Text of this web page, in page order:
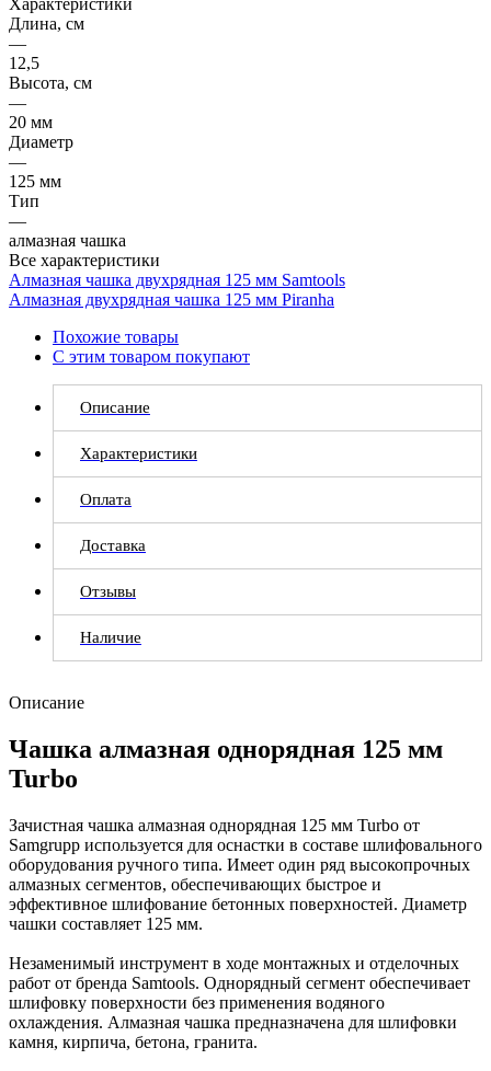
Длина, см
—
12,5
Высота, см
—
20 мм
Диаметр
—
125 мм
Тип
—
алмазная чашка
Все характеристики
Алмазная чашка двухрядная 125 мм Samtools
Алмазная двухрядная чашка 125 мм Piranha
Похожие товары
С этим товаром покупают
Описание
Характеристики
Оплата
Доставка
Отзывы
Наличие
Описание
Чашка алмазная однорядная 125 мм
Turbo
Зачистная чашка алмазная однорядная 125 мм Turbo от
Samgrupp используется для оснастки в составе шлифовального
оборудования ручного типа. Имеет один ряд высокопрочных
алмазных сегментов, обеспечивающих быстрое и
эффективное шлифование бетонных поверхностей. Диаметр
чашки составляет 125 мм.
Незаменимый инструмент в ходе монтажных и отделочных
работ от бренда Samtools. Однорядный сегмент обеспечивает
шлифовку поверхности без применения водяного
охлаждения. Алмазная чашка предназначена для шлифовки
камня, кирпича, бетона, гранита.